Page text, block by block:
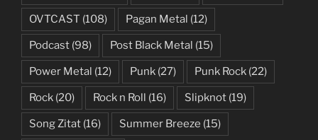
OVTCAST (108) Pagan Metal (12)
Podcast (98) Post Black Metal (15)
Power Metal (12) Punk (27) Punk Rock (22)
Rock (20) Rock n Roll (16) Slipknot (19)
Song Zitat (16) Summer Breeze (15)